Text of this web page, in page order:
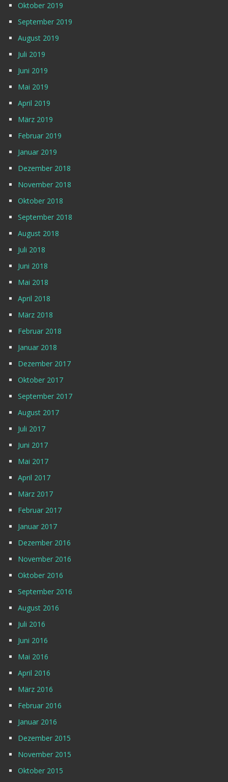
Oktober 2019
September 2019
August 2019
Juli 2019
Juni 2019
Mai 2019
April 2019
März 2019
Februar 2019
Januar 2019
Dezember 2018
November 2018
Oktober 2018
September 2018
August 2018
Juli 2018
Juni 2018
Mai 2018
April 2018
März 2018
Februar 2018
Januar 2018
Dezember 2017
Oktober 2017
September 2017
August 2017
Juli 2017
Juni 2017
Mai 2017
April 2017
März 2017
Februar 2017
Januar 2017
Dezember 2016
November 2016
Oktober 2016
September 2016
August 2016
Juli 2016
Juni 2016
Mai 2016
April 2016
März 2016
Februar 2016
Januar 2016
Dezember 2015
November 2015
Oktober 2015